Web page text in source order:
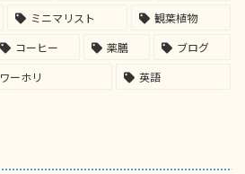
ミニマリスト
観葉植物
コーヒー 薬膳
ブログ
ワーホリ 英語